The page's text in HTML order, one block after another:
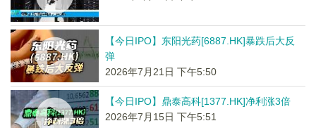
【今日IPO】东阳光药[6887.HK]暴跌后大反
弹
2026年7月21日 下午5:50
【今日IPO】鼎泰高科[1377.HK]净利涨3倍
2026年7月15日 下午5:51